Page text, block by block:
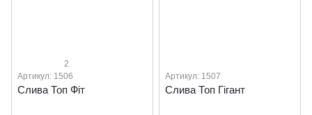
2
Артикул: 1506
Слива Топ Фіт
Артикул: 1507
Слива Топ Гігант